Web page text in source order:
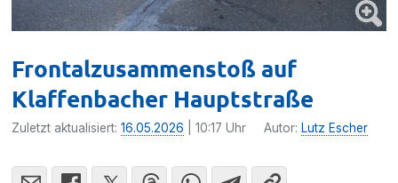
Frontalzusammenstoß auf
Klaffenbacher Hauptstraße
Zuletzt aktualisiert:16.05.2026 | 10:17 Uhr Autor: Lutz Escher